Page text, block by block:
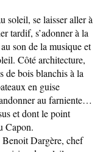
soleil, se laisser aller à
tardif, s’adonner à la
son de la musique et
Côté architecture,
de bois blanchis à la
en guise
au farniente…
et dont le point
Capon.
Dargère, chef